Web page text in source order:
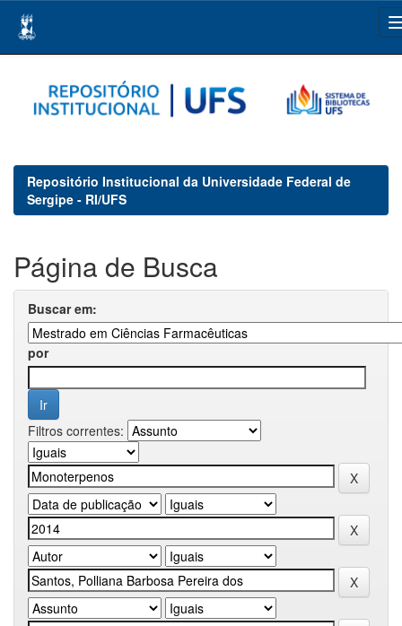
navigation
Repositório Institucional da Universidade Federal de
Sergipe - RI/UFS
Página de Busca
Buscar em:
por
Filtros correntes: